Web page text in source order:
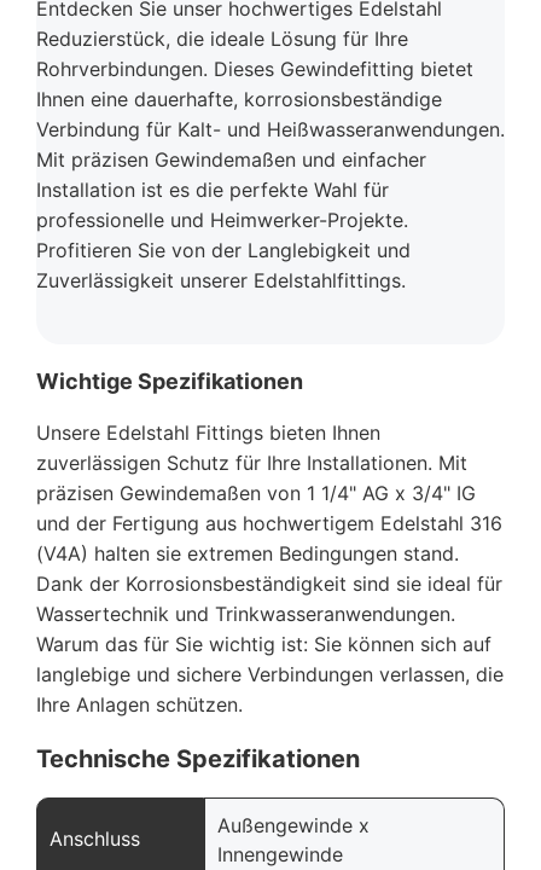
Entdecken Sie unser hochwertiges Edelstahl
Reduzierstück, die ideale Lösung für Ihre
Rohrverbindungen. Dieses Gewindefitting bietet
Ihnen eine dauerhafte, korrosionsbeständige
Verbindung für Kalt- und Heißwasseranwendungen.
Mit präzisen Gewindemaßen und einfacher
Installation ist es die perfekte Wahl für
professionelle und Heimwerker-Projekte.
Profitieren Sie von der Langlebigkeit und
Zuverlässigkeit unserer Edelstahlfittings.
Wichtige Spezifikationen
Unsere Edelstahl Fittings bieten Ihnen
zuverlässigen Schutz für Ihre Installationen. Mit
präzisen Gewindemaßen von 1 1/4" AG x 3/4" IG
und der Fertigung aus hochwertigem Edelstahl 316
(V4A) halten sie extremen Bedingungen stand.
Dank der Korrosionsbeständigkeit sind sie ideal für
Wassertechnik und Trinkwasseranwendungen.
Warum das für Sie wichtig ist: Sie können sich auf
langlebige und sichere Verbindungen verlassen, die
Ihre Anlagen schützen.
Technische Spezifikationen
Anschluss
Außengewinde x
Innengewinde